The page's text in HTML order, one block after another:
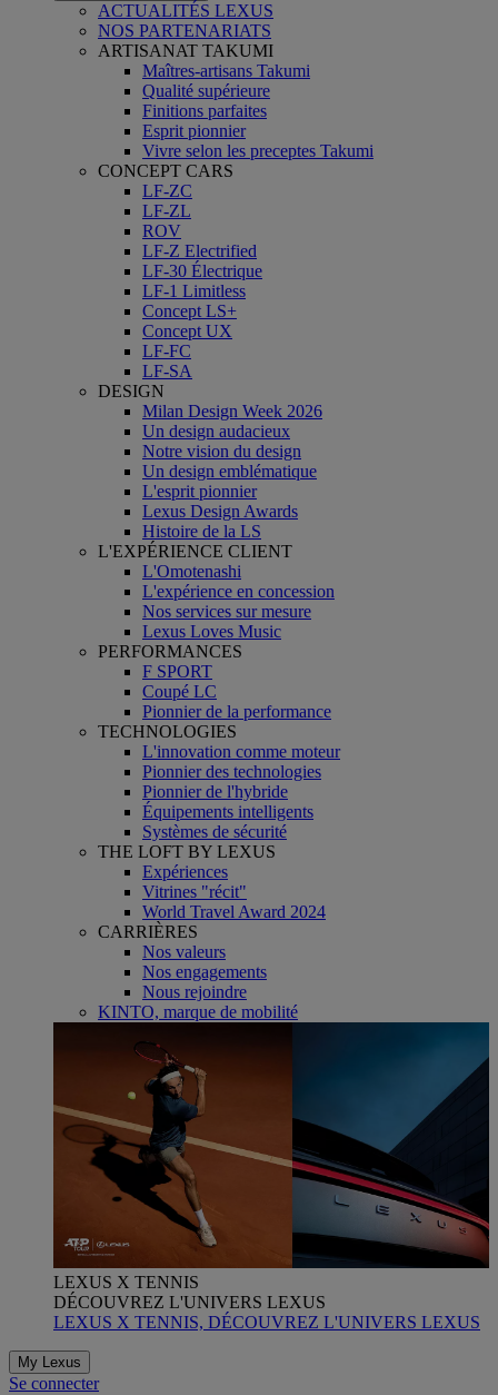
ACTUALITÉS LEXUS
NOS PARTENARIATS
ARTISANAT TAKUMI
Maîtres-artisans Takumi
Qualité supérieure
Finitions parfaites
Esprit pionnier
Vivre selon les preceptes Takumi
CONCEPT CARS
LF-ZC
LF-ZL
ROV
LF-Z Electrified
LF-30 Électrique
LF-1 Limitless
Concept LS+
Concept UX
LF-FC
LF-SA
DESIGN
Milan Design Week 2026
Un design audacieux
Notre vision du design
Un design emblématique
L'esprit pionnier
Lexus Design Awards
Histoire de la LS
L'EXPÉRIENCE CLIENT
L'Omotenashi
L'expérience en concession
Nos services sur mesure
Lexus Loves Music
PERFORMANCES
F SPORT
Coupé LC
Pionnier de la performance
TECHNOLOGIES
L'innovation comme moteur
Pionnier des technologies
Pionnier de l'hybride
Équipements intelligents
Systèmes de sécurité
THE LOFT BY LEXUS
Expériences
Vitrines "récit"
World Travel Award 2024
CARRIÈRES
Nos valeurs
Nos engagements
Nous rejoindre
KINTO, marque de mobilité
LEXUS X TENNIS
DÉCOUVREZ L'UNIVERS LEXUS
LEXUS X TENNIS, DÉCOUVREZ L'UNIVERS LEXUS
My Lexus
Se connecter